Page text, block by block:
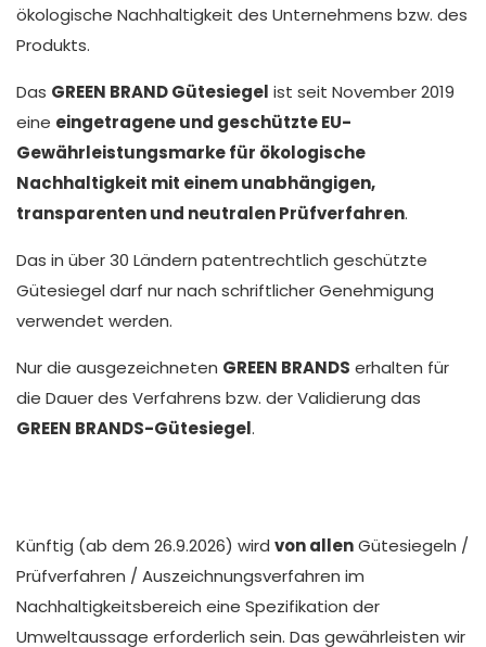
ökologische Nachhaltigkeit des Unternehmens bzw. des
Produkts.
Das GREEN BRAND Gütesiegel ist seit November 2019
eine eingetragene und geschützte EU-
Gewährleistungsmarke für ökologische
Nachhaltigkeit mit einem unabhängigen,
transparenten und neutralen Prüfverfahren.
Das in über 30 Ländern patentrechtlich geschützte
Gütesiegel darf nur nach schriftlicher Genehmigung
verwendet werden.
Nur die ausgezeichneten GREEN BRANDS erhalten für
die Dauer des Verfahrens bzw. der Validierung das
GREEN BRANDS-Gütesiegel.
Künftig (ab dem 26.9.2026) wird von allenGütesiegeln /
Prüfverfahren / Auszeichnungsverfahren im
Nachhaltigkeitsbereich eine Spezifikation der
Umweltaussage erforderlich sein. Das gewährleisten wir